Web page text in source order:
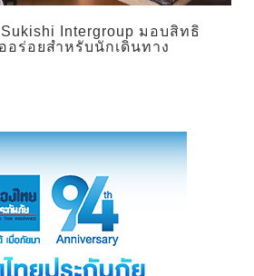
Intergroup มอบสิทธิ
ร่อยสำหรับนักเดินทาง